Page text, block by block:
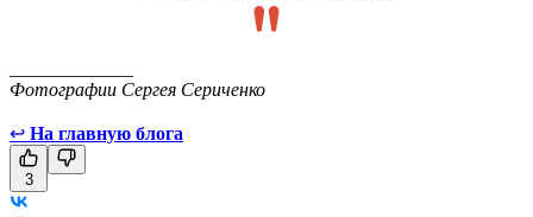
Фотографии Сергея Сериченко
↩ На главную блога
3